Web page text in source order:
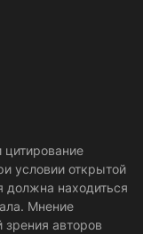
условии открытой
должна находиться
Мнение
авторов